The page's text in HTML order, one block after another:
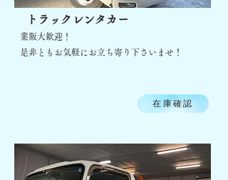
​ トラックレンタカー
業販大歓迎！
是非ともお気軽にお立ち寄り下さいませ！
在庫確認